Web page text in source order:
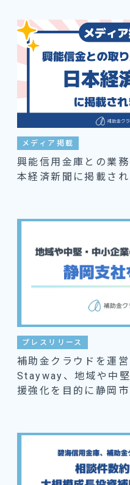
メディア掲載
興能信用金庫との業
本経済新聞に掲載さ
プレスリリース
補助金クラウドを運
Stayway、地域や中
援強化を目的に静岡